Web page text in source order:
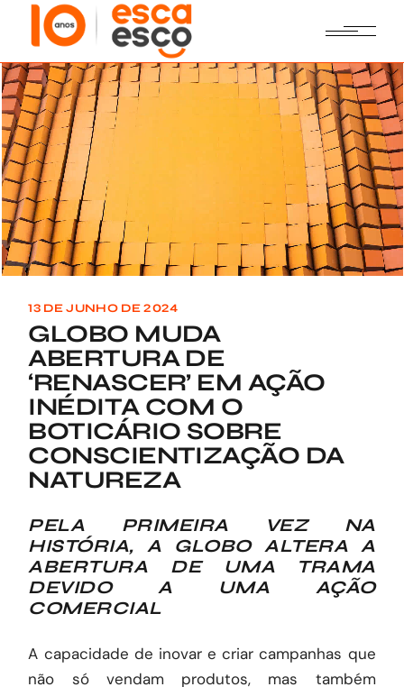
content
13 DE JUNHO DE 2024
GLOBO MUDA
ABERTURA DE
‘RENASCER’ EM AÇÃO
INÉDITA COM O
BOTICÁRIO SOBRE
CONSCIENTIZAÇÃO DA
NATUREZA
PELA PRIMEIRA VEZ NA
HISTÓRIA, A GLOBO ALTERA A
ABERTURA DE UMA TRAMA
DEVIDO A UMA AÇÃO
COMERCIAL
A capacidade de inovar e criar campanhas que
não só vendam produtos, mas também